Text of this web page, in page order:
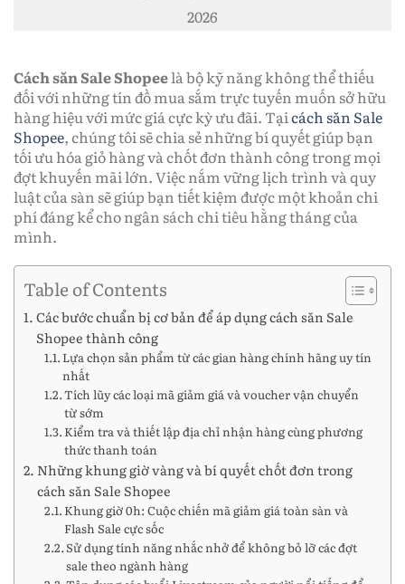
2026
Cách săn Sale Shopeelà bộ kỹ năng không thể thiếu
đối với những tín đồ mua sắm trực tuyến muốn sở hữu
hàng hiệu với mức giá cực kỳ ưu đãi. Tạicách săn Sale
Shopee, chúng tôi sẽ chia sẻ những bí quyết giúp bạn
tối ưu hóa giỏ hàng và chốt đơn thành công trong mọi
đợt khuyến mãi lớn. Việc nắm vững lịch trình và quy
luật của sàn sẽ giúp bạn tiết kiệm được một khoản chi
phí đáng kể cho ngân sách chi tiêu hằng tháng của
mình.
Table of Contents
Các bước chuẩn bị cơ bản để áp dụng cách săn Sale
Shopee thành công
Lựa chọn sản phẩm từ các gian hàng chính hãng uy tín
nhất
Tích lũy các loại mã giảm giá và voucher vận chuyển
từ sớm
Kiểm tra và thiết lập địa chỉ nhận hàng cùng phương
thức thanh toán
Những khung giờ vàng và bí quyết chốt đơn trong
cách săn Sale Shopee
Khung giờ 0h: Cuộc chiến mã giảm giá toàn sàn và
Flash Sale cực sốc
Sử dụng tính năng nhắc nhở để không bỏ lỡ các đợt
sale theo ngành hàng